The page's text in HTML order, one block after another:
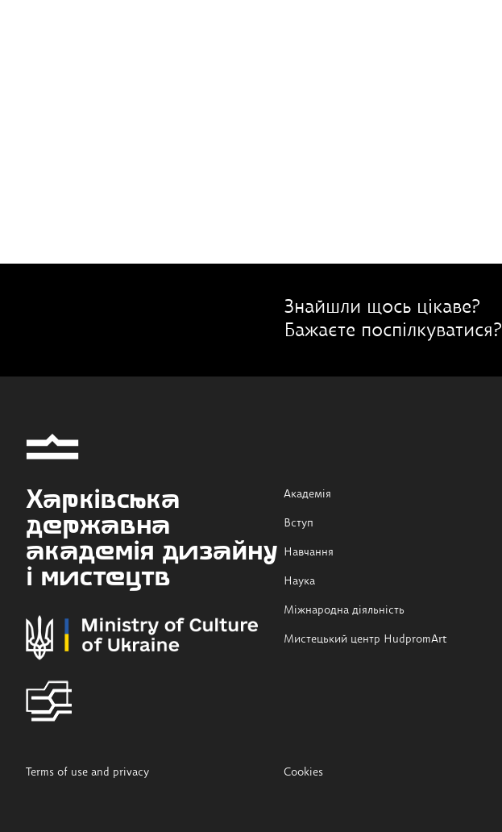
Знайшли щось цікаве?
Бажаєте поспілкуватися?
Харківська
державна
академія дизайну
і мистецтв
Академія
Вступ
Навчання
Наука
Міжнародна діяльність
Мистецький центр HudpromArt
Terms of use and privacy Cookies